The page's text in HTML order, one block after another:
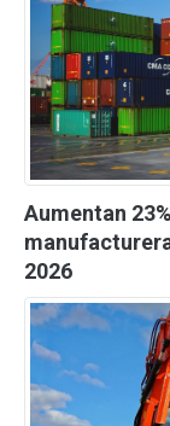
Aumentan
2026